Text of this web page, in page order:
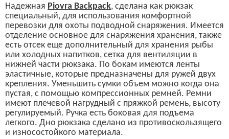
Надежная Piovra Backpack, сделана как рюкзак
специальный, для использования комфортной
перевозки для охоты подводной снаряжения. Имеется
отделение основное для снаряжения хранения, также
есть отсек еще дополнительный для хранения рыбы
или холодных напитков, сетка для вентиляции в
нижней части рюкзака. По бокам имеются ленты
эластичные, которые предназначены для ружей двух
крепления. Уменьшить сумки объем можно когда она
пустая, с помощью компрессионных ремней. Ремни
имеют плечевой нагрудный с пряжкой ремень, высоту
регулируемый. Ручка есть боковая для подъема
легкого. Дно рюкзака сделано из противоскользящего
и износостойкого материала.